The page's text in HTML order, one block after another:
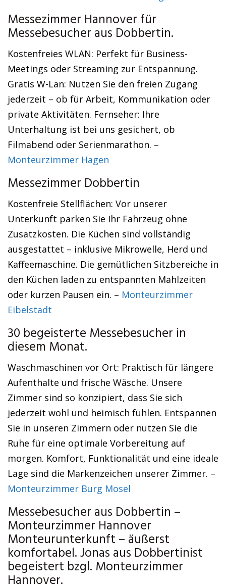
Messezimmer Hannover für
Messebesucher aus Dobbertin.
Kostenfreies WLAN: Perfekt für Business-
Meetings oder Streaming zur Entspannung.
Gratis W-Lan: Nutzen Sie den freien Zugang
jederzeit – ob für Arbeit, Kommunikation oder
private Aktivitäten. Fernseher: Ihre
Unterhaltung ist bei uns gesichert, ob
Filmabend oder Serienmarathon. –
Monteurzimmer Hagen
Messezimmer Dobbertin
Kostenfreie Stellflächen: Vor unserer
Unterkunft parken Sie Ihr Fahrzeug ohne
Zusatzkosten. Die Küchen sind vollständig
ausgestattet – inklusive Mikrowelle, Herd und
Kaffeemaschine. Die gemütlichen Sitzbereiche in
den Küchen laden zu entspannten Mahlzeiten
oder kurzen Pausen ein. – Monteurzimmer
Eibelstadt
30 begeisterte Messebesucher in
diesem Monat.
Waschmaschinen vor Ort: Praktisch für längere
Aufenthalte und frische Wäsche. Unsere
Zimmer sind so konzipiert, dass Sie sich
jederzeit wohl und heimisch fühlen. Entspannen
Sie in unseren Zimmern oder nutzen Sie die
Ruhe für eine optimale Vorbereitung auf
morgen. Komfort, Funktionalität und eine ideale
Lage sind die Markenzeichen unserer Zimmer. –
Monteurzimmer Burg Mosel
Messebesucher aus Dobbertin –
Monteurzimmer Hannover
Monteurunterkunft – äußerst
komfortabel. Jonas aus Dobbertinist
begeistert bzgl. Monteurzimmer
Hannover.